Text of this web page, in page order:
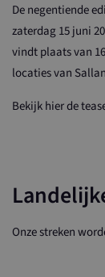
De negentiende
zaterdag 15 juni
vindt plaats van
locaties van
Bekijk hier de
Onze streken